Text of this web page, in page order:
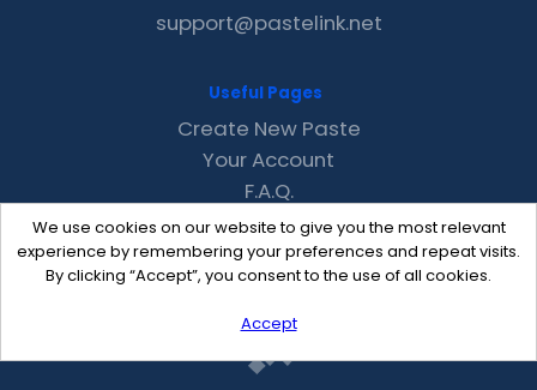
We use cookies on our website to give you the most relevant
experience by remembering your preferences and repeat visits.
By clicking “Accept”, you consent to the use of all cookies.
Accept
support@pastelink.net
Useful Pages
Create New Paste
Your Account
F.A.Q.
Recent
Contact